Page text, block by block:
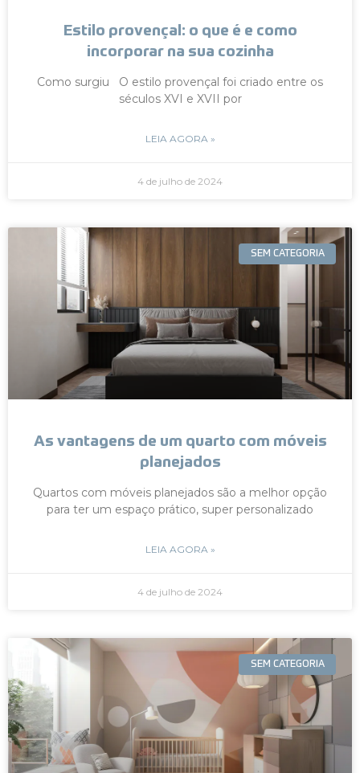
Estilo provençal: o que é e como
incorporar na sua cozinha
Como surgiu O estilo provençal foi criado entre os
séculos XVI e XVII por
LEIA AGORA »
4 de julho de 2024
SEM CATEGORIA
As vantagens de um quarto com móveis
planejados
Quartos com móveis planejados são a melhor opção
para ter um espaço prático, super personalizado
LEIA AGORA »
4 de julho de 2024
SEM CATEGORIA